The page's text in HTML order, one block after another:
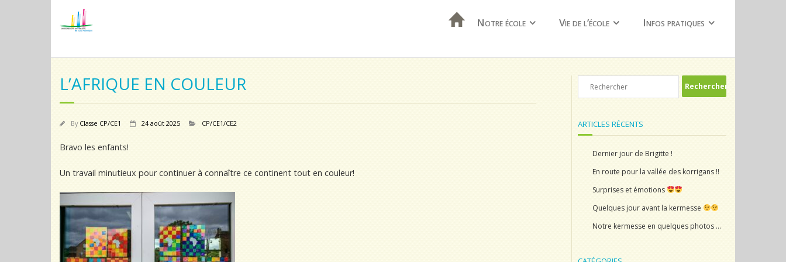
Notre école Vie de l’école Infos pratiques
L’AFRIQUE EN COULEUR
By Classe CP/CE1 24 août 2025 CP/CE1/CE2
Bravo les enfants!
Un travail minutieux pour continuer à connaître ce continent tout en couleur!
ARTICLES RÉCENTS
Dernier jour de Brigitte !
En route pour la vallée des korrigans !!
Surprises et émotions
Quelques jour avant la kermesse
Notre kermesse en quelques photos …